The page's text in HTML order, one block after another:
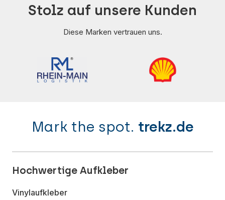
Stolz auf unsere Kunden
Diese Marken vertrauen uns.
Mark the spot. trekz.de
Hochwertige Aufkleber
Vinylaufkleber